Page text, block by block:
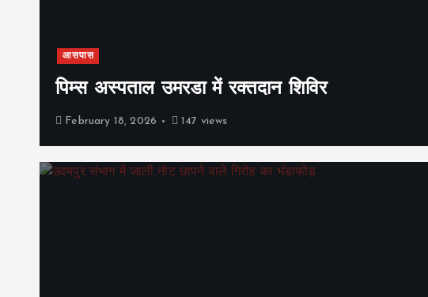
आसपास
पिम्स अस्पताल उमरडा में रक्तदान शिविर
February 18, 2026 147 views